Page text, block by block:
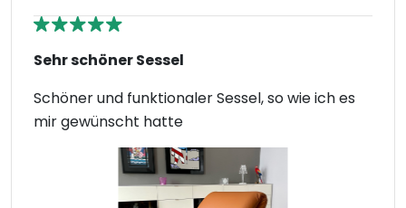
Sehr schöner Sessel
Schöner und funktionaler Sessel, so wie ich es
mir gewünscht hatte